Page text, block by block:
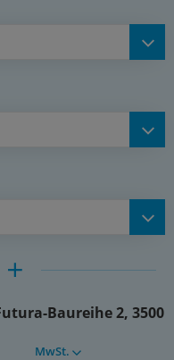
8573-1) ohne
Baureihe 2, 3500
MwSt.